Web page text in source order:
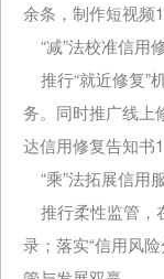
余条，制作短视频
“减”法校准信用
推行“就近修复”
务。同时推广线上
达信用修复告知书
“乘”法拓展信用
推行柔性监管，
录；落实“信用风